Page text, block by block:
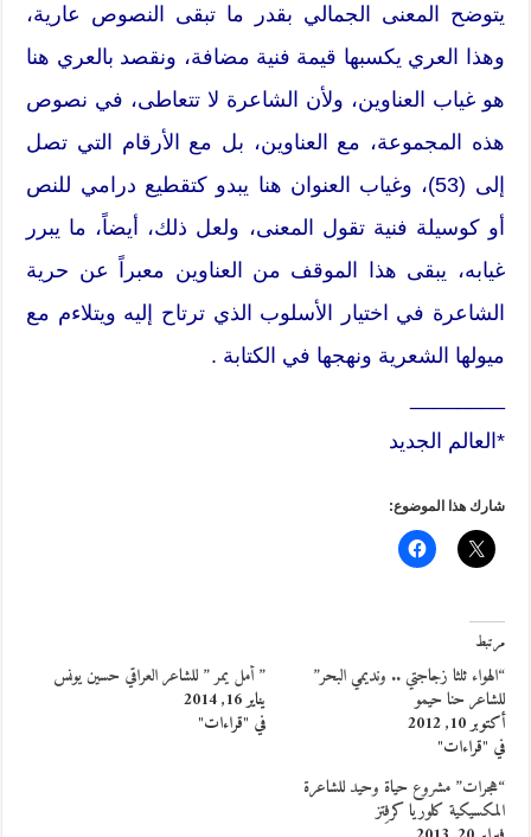
يتوضح المعنى الجمالي بقدر ما تبقى النصوص عارية،
وهذا العري يكسبها قيمة فنية مضافة، ونقصد بالعري هنا
هو غياب العناوين، ولأن الشاعرة لا تتعاطى، في نصوص
هذه المجموعة، مع العناوين، بل مع الأرقام التي تصل
إلى (53)، وغياب العنوان هنا يبدو كتقطيع درامي للنص
أو كوسيلة فنية تقول المعنى، ولعل ذلك، أيضاً، ما يبرر
غيابه، يبقى هذا الموقف من العناوين معبراً عن حرية
الشاعرة في اختيار الأسلوب الذي ترتاح إليه ويتلاءم مع
ميولها الشعرية ونهجها في الكتابة .
*العالم الجديد
شارك هذا الموضوع:
مرتبط
“الهواء ثلثا زجاجتي .. ونديمي البحر”
للشاعر حنا حيمو
أكتوبر 10, 2012
في "قراءات"
” أمل يمر ” للشاعر العراقي حسين يونس
يناير 16, 2014
في "قراءات"
“هجرات” مشروع حياة وحيد للشاعرة
المكسيكية كلوريا كرفِتز